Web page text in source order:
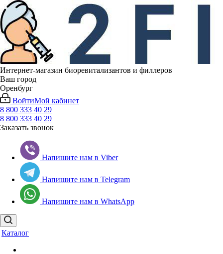
Интернет-магазин биоревитализантов и филлеров
Ваш город
Оренбург
ВойтиМой кабинет
8 800 333 40 29
8 800 333 40 29
Заказать звонок
Напишите нам в Viber
Напишите нам в Telegram
Напишите нам в WhatsApp
Каталог